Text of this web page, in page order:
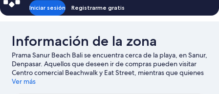
Iniciar sesión Registrarme gratis
Información de la zona
Prama Sanur Beach Bali se encuentra cerca de la playa, en Sanur,
Denpasar. Aquellos que deseen ir de compras pueden visitar
Centro comercial Beachwalk y Eat Street, mientras que quienes
quieran apreciar la belleza natural de la zona pueden ir a Playa
Ver más